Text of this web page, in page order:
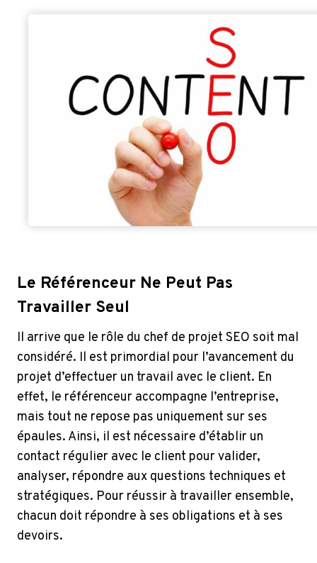
Le Référenceur Ne Peut Pas
Travailler Seul
Il arrive que le rôle du chef de projet SEO soit mal
considéré. Il est primordial pour l’avancement du
projet d’effectuer un travail avec le client. En
effet, le référenceur accompagne l’entreprise,
mais tout ne repose pas uniquement sur ses
épaules. Ainsi, il est nécessaire d’établir un
contact régulier avec le client pour valider,
analyser, répondre aux questions techniques et
stratégiques. Pour réussir à travailler ensemble,
chacun doit répondre à ses obligations et à ses
devoirs.